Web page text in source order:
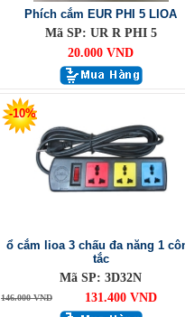
Phích cắm EUR PHI 5 LIOA
Mã SP: UR R PHI 5
20.000 VND
-10%
ổ cắm lioa 3 chấu đa năng 1
tắc
Mã SP: 3D32N
146.000 VND 131.400 VND